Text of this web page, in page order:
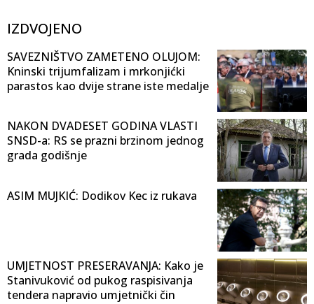
IZDVOJENO
SAVEZNIŠTVO ZAMETENO OLUJOM:
Kninski trijumfalizam i mrkonjićki
parastos kao dvije strane iste medalje
NAKON DVADESET GODINA VLASTI
SNSD-a: RS se prazni brzinom jednog
grada godišnje
ASIM MUJKIĆ: Dodikov Kec iz rukava
UMJETNOST PRESERAVANJA: Kako je
Stanivuković od pukog raspisivanja
tendera napravio umjetnički čin